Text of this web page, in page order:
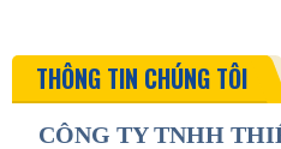
THÔNG TIN CHÚNG TÔI
CÔNG TY TNHH